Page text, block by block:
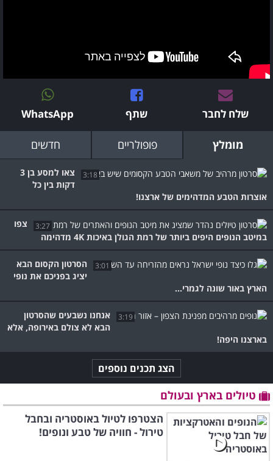
שלח לחבר שתף WhatsApp
מומלץ פופולריים חדשים
3:18
צאו למסע בן 3
דקות בין כל
אוצרות הטבע המדהימים של ארצנו!
3:27
צפו
במיטב הנופים היפים ביותר של רמת הגולן באיכות 4K מדהימה
3:01
הסרטון הקסום הבא
יציג בפניכם את נופי
הארץ באור שונה לגמרי...
3:19
אנחנו נשבעים שהסרטון
הבא לא צולם באירופה, אלא
בארצנו היפה!
הצג תכנים נוספים
טיולים בארץ ובעולם
הצטרפו לטיול באוסטריה ובחבל
טירול - חוויה של טבע ונופים!